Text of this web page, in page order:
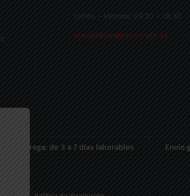
Lunes – Viernes: 09:30 – 18:30
tienda@landirenzo-glp.es
de entrega: de 3 a 7 días laborables Envío